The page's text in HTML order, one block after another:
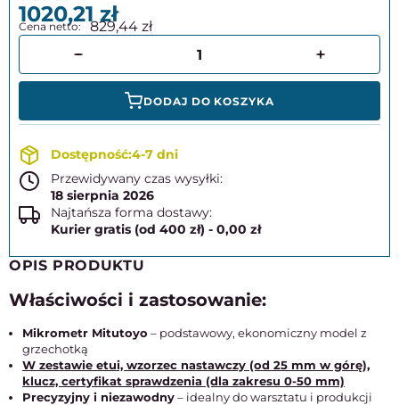
1020,21829,44
DODAJ DO KOSZYKA
4-7 dni
Przewidywany czas wysyłki:
18 sierpnia 2026
Najtańsza forma dostawy:
Kurier gratis (od 400 zł) - 0,00 zł
OPIS PRODUKTU
Właściwości i zastosowanie:
Mikrometr Mitutoyo – podstawowy, ekonomiczny model z
grzechotką
W zestawie etui, wzorzec nastawczy (od 25 mm w górę),
klucz, certyfikat sprawdzenia (dla zakresu 0-50 mm)
Precyzyjny i niezawodny– idealny do warsztatu i produkcji